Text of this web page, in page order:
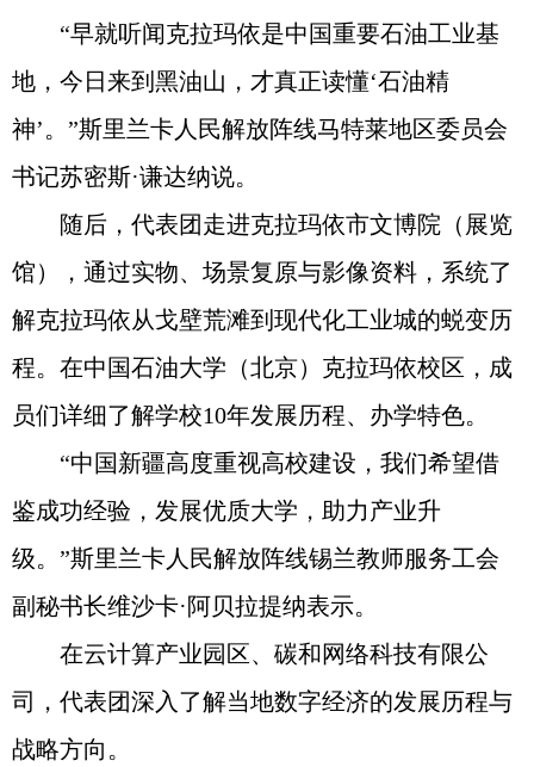
“早就听闻克拉玛依是中国重要石油工业基
地，今日来到黑油山，才真正读懂‘石油精
神’。”斯里兰卡人民解放阵线马特莱地区委员会
书记苏密斯·谦达纳说。
随后，代表团走进克拉玛依市文博院（展览
馆），通过实物、场景复原与影像资料，系统了
解克拉玛依从戈壁荒滩到现代化工业城的蜕变历
程。在中国石油大学（北京）克拉玛依校区，成
员们详细了解学校10年发展历程、办学特色。
“中国新疆高度重视高校建设，我们希望借
鉴成功经验，发展优质大学，助力产业升
级。”斯里兰卡人民解放阵线锡兰教师服务工会
副秘书长维沙卡·阿贝拉提纳表示。
在云计算产业园区、碳和网络科技有限公
司，代表团深入了解当地数字经济的发展历程与
战略方向。